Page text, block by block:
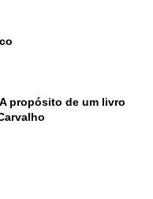
propósito de um livro